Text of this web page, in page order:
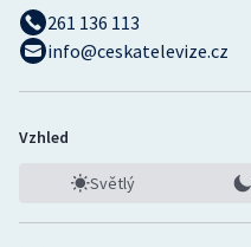
261 136 113
info@ceskatelevize.cz
Vzhled
Světlý